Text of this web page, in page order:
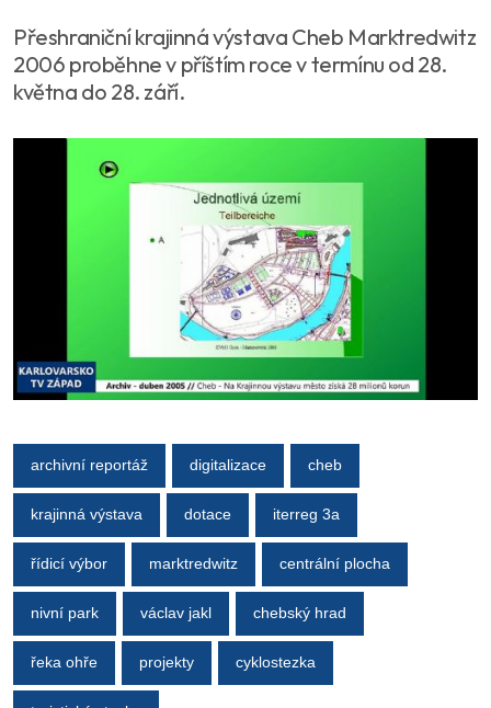
Přeshraniční krajinná výstava Cheb Marktredwitz
2006 proběhne v příštím roce v termínu od 28.
května do 28. září.
archivní reportáž digitalizace cheb
krajinná výstava dotace iterreg 3a
řídicí výbor marktredwitz centrální plocha
nivní park václav jakl chebský hrad
řeka ohře projekty cyklostezka